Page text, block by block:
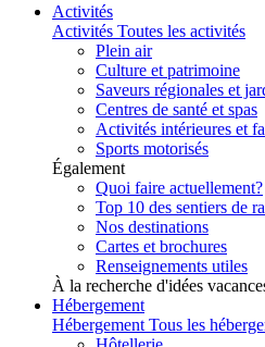
Activités
Activités Toutes les activités
Plein air
Culture et patrimoine
Saveurs régionales et
Centres de santé et spas
Activités intérieures et
Sports motorisés
Également
Quoi faire actuellement?
Top 10 des sentiers de
Nos destinations
Cartes et brochures
Renseignements utiles
À la recherche d'idées
Hébergement
Hébergement Tous les